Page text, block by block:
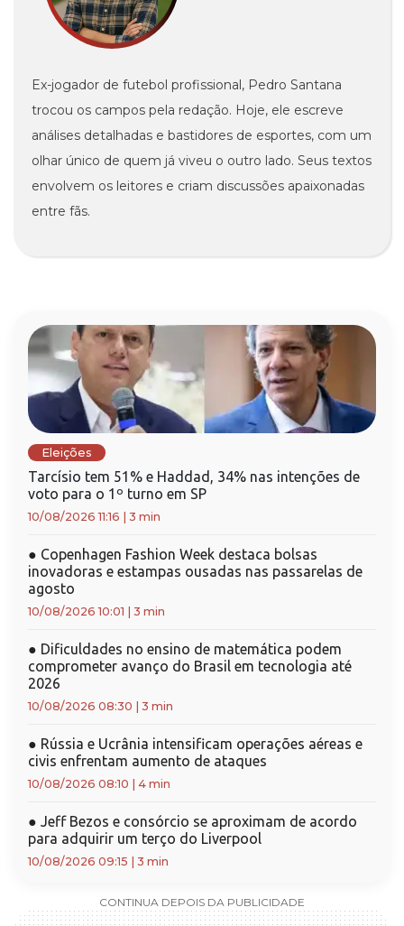
Ex-jogador de futebol profissional, Pedro Santana
trocou os campos pela redação. Hoje, ele escreve
análises detalhadas e bastidores de esportes, com um
olhar único de quem já viveu o outro lado. Seus textos
envolvem os leitores e criam discussões apaixonadas
entre fãs.
Eleições
Tarcísio tem 51% e Haddad, 34% nas intenções de
voto para o 1º turno em SP
10/08/2026 11:16 3 min
● Copenhagen Fashion Week destaca bolsas
inovadoras e estampas ousadas nas passarelas de
agosto
10/08/2026 10:01 3 min
● Dificuldades no ensino de matemática podem
comprometer avanço do Brasil em tecnologia até
2026
10/08/2026 08:30 3 min
● Rússia e Ucrânia intensificam operações aéreas e
civis enfrentam aumento de ataques
10/08/2026 08:10 4 min
● Jeff Bezos e consórcio se aproximam de acordo
para adquirir um terço do Liverpool
10/08/2026 09:15 3 min
CONTINUA DEPOIS DA PUBLICIDADE